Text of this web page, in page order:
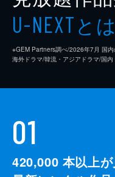
U-NEXTとは
※GEM Partners調べ/2026年7⽉ 国
海外ドラマ/韓流・アジアドラマ/国内
01
420,000 本以上が